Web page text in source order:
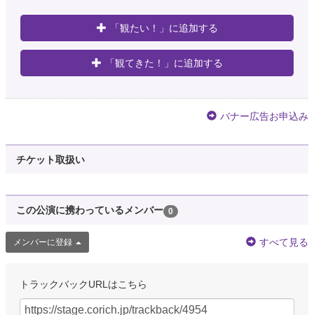
「観たい！」に追加する
「観てきた！」に追加する
バナー広告お申込み
チケット取扱い
この公演に携わっているメンバー 0
メンバーに登録 すべて見る
トラックバックURLはこちら